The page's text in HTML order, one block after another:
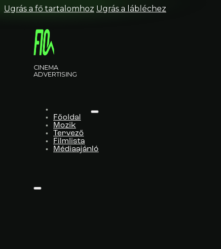
Ugrás a fő tartalomhoz Ugrás a lábléchez
CINEMA
ADVERTISING
Főoldal
Mozik
Tervező
Filmlista
Médiaajánló